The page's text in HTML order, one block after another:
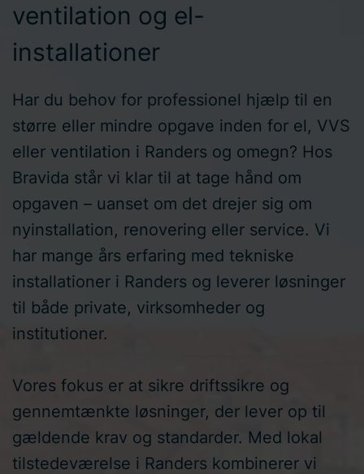
ventilation og el-
installationer
Har du behov for professionel hjælp til en
større eller mindre opgave inden for el, VVS
eller ventilation i Randers og omegn? Hos
Bravida står vi klar til at tage hånd om
opgaven – uanset om det drejer sig om
nyinstallation, renovering eller service. Vi
har mange års erfaring med tekniske
installationer i Randers og leverer løsninger
til både private, virksomheder og
institutioner.
Vores fokus er at sikre driftssikre og
gennemtænkte løsninger, der lever op til
gældende krav og standarder. Med lokal
tilstedeværelse i Randers kombinerer vi